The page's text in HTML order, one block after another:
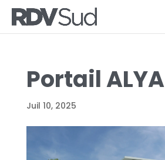
Portail ALYA
Juil 10, 2025